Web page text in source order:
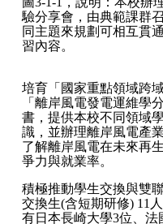
驗分享會，由典範課群
同主題來規劃可相互貫
習內容。
培育「國家重點領域跨
「離岸風電發電運維學
書，提供本校不同領域
識，並辦理離岸風電產
了解離岸風電在未來再
爭力與就業率。
積極推動學生交換與雙
交換生(含短期研修) 11
有日本長崎大學3位、